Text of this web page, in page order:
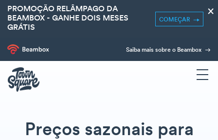
PROMOÇÃO RELÂMPAGO DA
BEAMBOX - GANHE DOIS MESES
GRÁTIS
COMEÇAR
×
Saiba mais sobre o Beambox
Preços sazonais para